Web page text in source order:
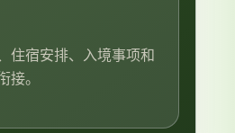
住宿安排、入境事项和
接。